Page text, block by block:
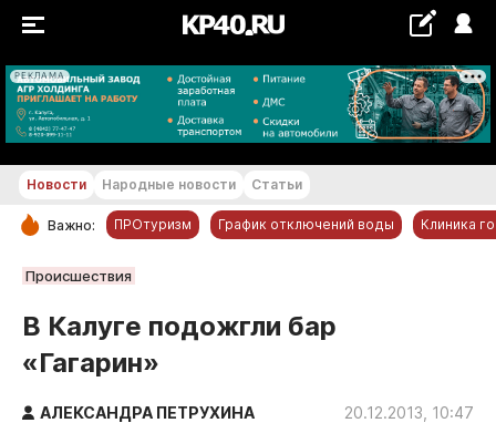
РЕКЛАМА
+28...+29 °С
РУБРИКИ
Новости компаний
Статьи
Народные новости
Новости Народные новости Статьи
Важно: ПРОтуризм График отключений воды Клиника
Происшествия
В Калуге подожгли бар
«Гагарин»
АЛЕКСАНДРА ПЕТРУХИНА 20.12.2013, 10:47